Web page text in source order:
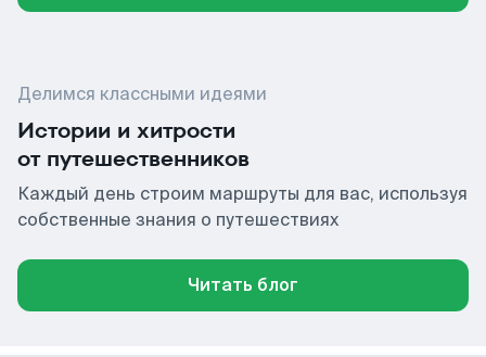
Делимся классными идеями
Истории и хитрости
от путешественников
Каждый день строим маршруты для вас, используя
собственные знания о путешествиях
Читать блог